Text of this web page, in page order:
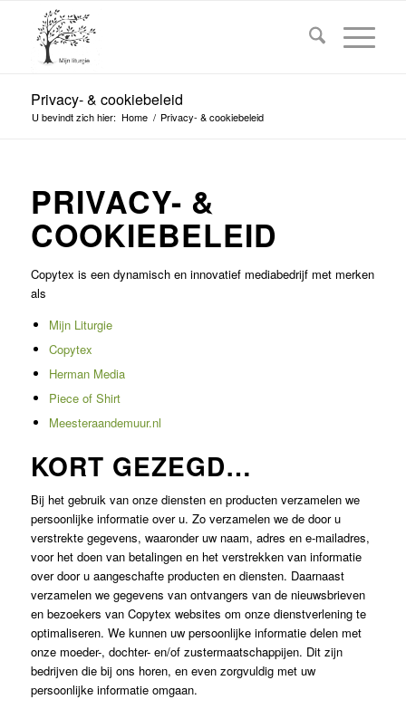
Privacy- & cookiebeleid
U bevindt zich hier: Home / Privacy- & cookiebeleid
PRIVACY- &
COOKIEBELEID
Copytex is een dynamisch en innovatief mediabedrijf met merken
als
Mijn Liturgie
Copytex
Herman Media
Piece of Shirt
Meesteraandemuur.nl
KORT GEZEGD…
Bij het gebruik van onze diensten en producten verzamelen we
persoonlijke informatie over u. Zo verzamelen we de door u
verstrekte gegevens, waaronder uw naam, adres en e-mailadres,
voor het doen van betalingen en het verstrekken van informatie
over door u aangeschafte producten en diensten. Daarnaast
verzamelen we gegevens van ontvangers van de nieuwsbrieven
en bezoekers van Copytex websites om onze dienstverlening te
optimaliseren. We kunnen uw persoonlijke informatie delen met
onze moeder-, dochter- en/of zustermaatschappijen. Dit zijn
bedrijven die bij ons horen, en even zorgvuldig met uw
persoonlijke informatie omgaan.